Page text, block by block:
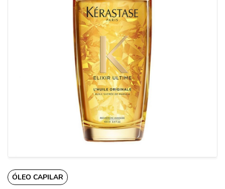
ÓLEO CAPILAR